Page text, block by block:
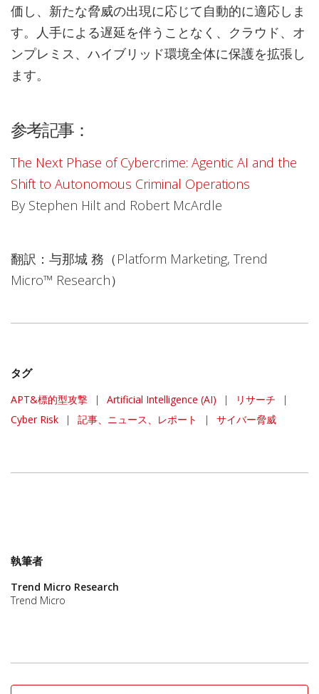
価し、新たな脅威の出現に応じて自動的に適応しま
す。人手による遅延を伴うことなく、クラウド、オ
ンプレミス、ハイブリッド環境全体に保護を拡張し
ます。
参考記事：
The Next Phase of Cybercrime: Agentic AI and the
Shift to Autonomous Criminal Operations
By Stephen Hilt and Robert McArdle
翻訳：与那城 務（Platform Marketing, Trend
Micro™ Research）
タグ
APT&標的型攻撃 | Artificial Intelligence (AI) | リサーチ
|
Cyber Risk
| 記事、ニュース、レポート | サイバー脅威
執筆者
Trend Micro Research
Trend Micro